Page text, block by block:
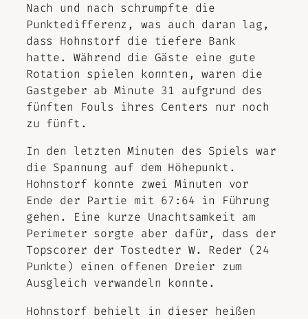
Nach und nach schrumpfte die
Punktedifferenz, was auch daran lag,
dass Hohnstorf die tiefere Bank
hatte. Während die Gäste eine gute
Rotation spielen konnten, waren die
Gastgeber ab Minute 31 aufgrund des
fünften Fouls ihres Centers nur noch
zu fünft.
In den letzten Minuten des Spiels war
die Spannung auf dem Höhepunkt.
Hohnstorf konnte zwei Minuten vor
Ende der Partie mit 67:64 in Führung
gehen. Eine kurze Unachtsamkeit am
Perimeter sorgte aber dafür, dass der
Topscorer der Tostedter W. Reder (24
Punkte) einen offenen Dreier zum
Ausgleich verwandeln konnte.
Hohnstorf behielt in dieser heißen